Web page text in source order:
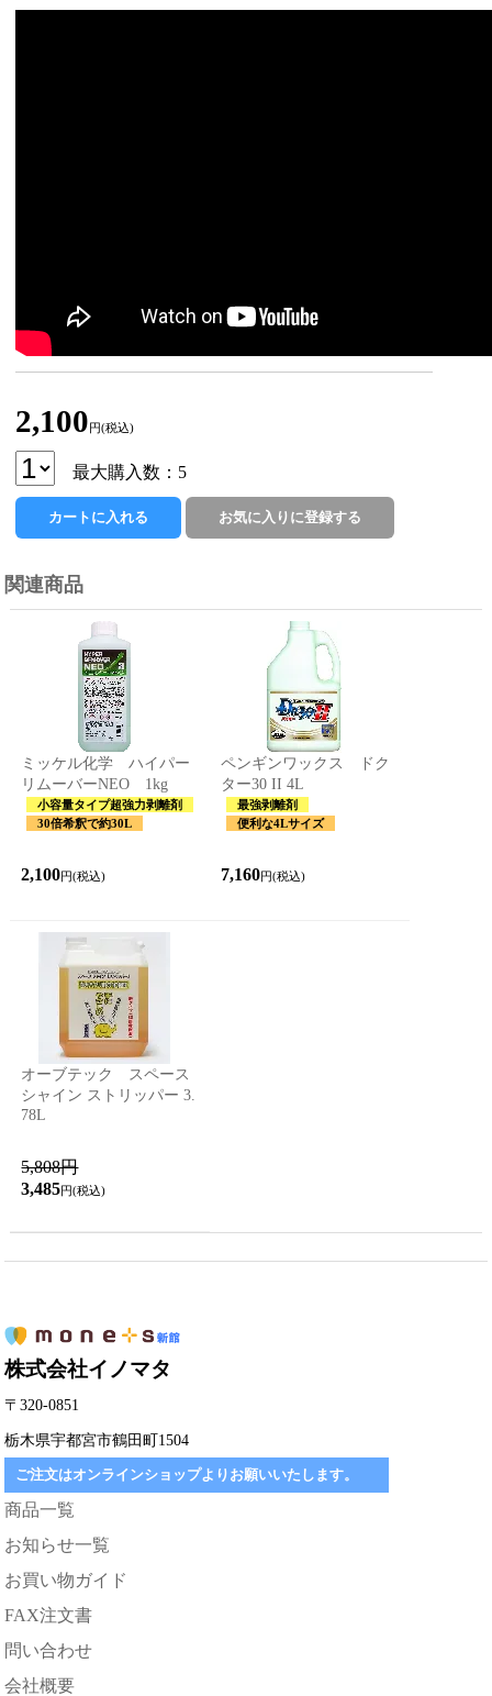
2,100 円(税込)
最大購入数：5
関連商品
ミッケル化学 ハイパー
リムーバーNEO 1kg
小容量タイプ超強力剥離剤
30倍希釈で約30L
2,100円(税込)
ペンギンワックス ドク
ター30 II 4L
最強剥離剤
便利な4Lサイズ
7,160円(税込)
オーブテック スペース
シャイン ストリッパー 3.
78L
5,808円
3,485円(税込)
株式会社イノマタ
〒320-0851
栃木県宇都宮市鶴田町1504
ご注文はオンラインショップよりお願いいたします。
商品一覧
お知らせ一覧
お買い物ガイド
FAX注文書
問い合わせ
会社概要